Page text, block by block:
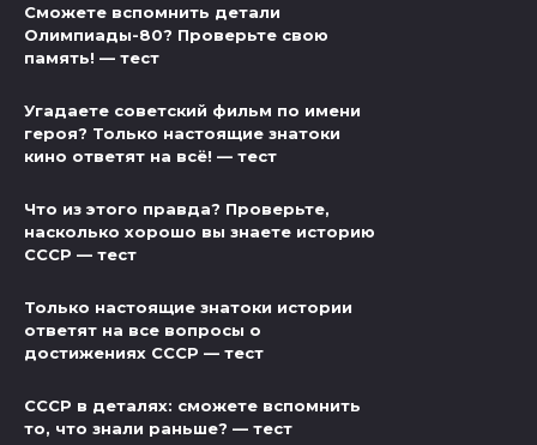
Сможете вспомнить детали
Олимпиады-80? Проверьте свою
память! — тест
Угадаете советский фильм по имени
героя? Только настоящие знатоки
кино ответят на всё! — тест
Что из этого правда? Проверьте,
насколько хорошо вы знаете историю
СССР — тест
Только настоящие знатоки истории
ответят на все вопросы о
достижениях СССР — тест
СССР в деталях: сможете вспомнить
то, что знали раньше? — тест